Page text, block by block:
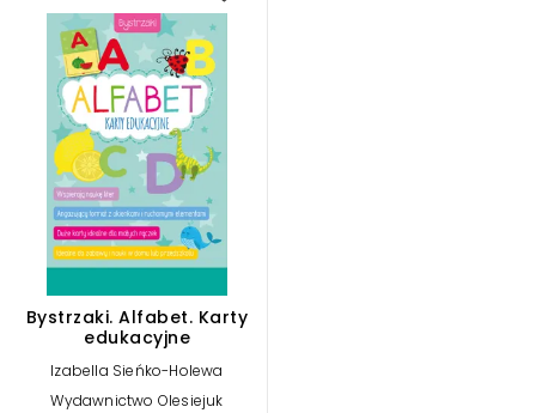
Bystrzaki. Alfabet. Karty
edukacyjne
Izabella Sieńko-Holewa
Wydawnictwo Olesiejuk